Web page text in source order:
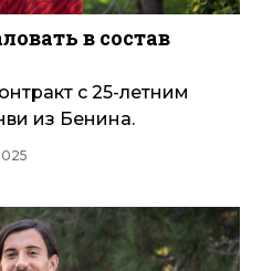
в состав
с 25-летним
из Бенина.